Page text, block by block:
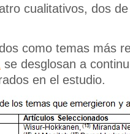
cualitativos, dos
como temas más
se desglosan a
en el estudio.